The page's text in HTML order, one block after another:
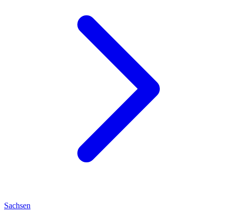
Sachsen